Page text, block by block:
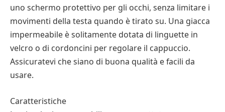
uno schermo protettivo per gli occhi, senza limitare i
movimenti della testa quando è tirato su. Una giacca
impermeabile è solitamente dotata di linguette in
velcro o di cordoncini per regolare il cappuccio.
Assicuratevi che siano di buona qualità e facili da
usare.
Caratteristiche